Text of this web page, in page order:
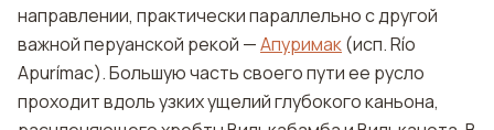
направлении, практически параллельно с другой
важной перуанской рекой —Апуримак(исп. Río
Apurímac). Большую часть своего пути ее русло
проходит вдоль узких ущелий глубокого каньона,